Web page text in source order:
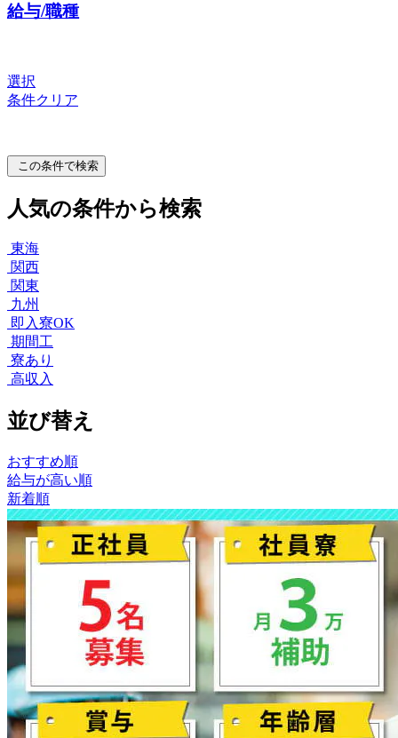
給与/職種
選択
条件クリア
この条件で検索
人気の条件から検索
東海
関西
関東
九州
即入寮OK
期間工
寮あり
高収入
並び替え
おすすめ順
給与が高い順
新着順